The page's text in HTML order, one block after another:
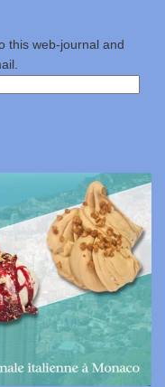
this web-journal and